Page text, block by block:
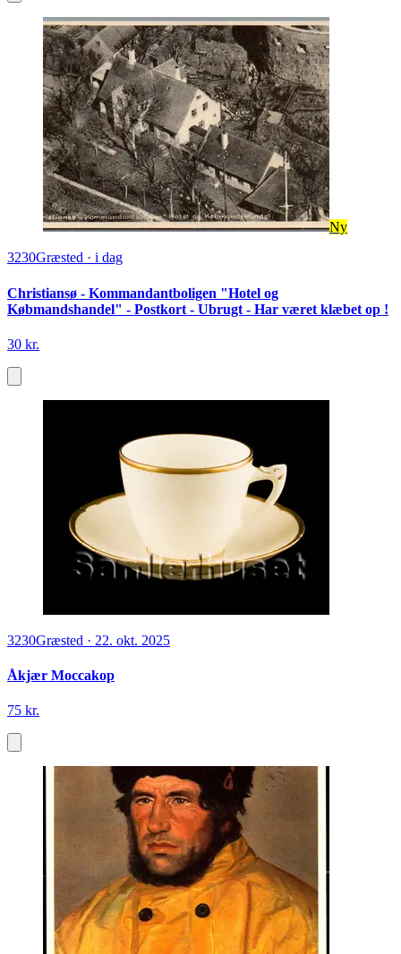
Ny
3230Græsted · i dag
Christiansø - Kommandantboligen "Hotel og
Købmandshandel" - Postkort - Ubrugt - Har været klæbet op !
30 kr.
3230Græsted · 22. okt. 2025
Åkjær Moccakop
75 kr.